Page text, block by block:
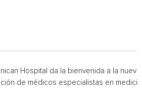
Hospital da la bienvenida a la nueva
de médicos especialistas en